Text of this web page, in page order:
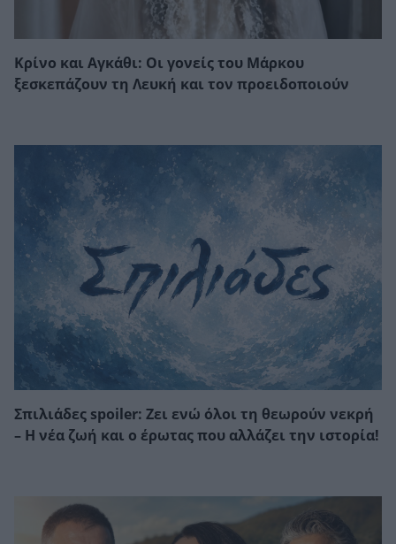
Κρίνο και Αγκάθι: Οι γονείς του Μάρκου
ξεσκεπάζουν τη Λευκή και τον προειδοποιούν
Σπιλιάδες spoiler: Ζει ενώ όλοι τη θεωρούν νεκρή
– Η νέα ζωή και ο έρωτας που αλλάζει την ιστορία!